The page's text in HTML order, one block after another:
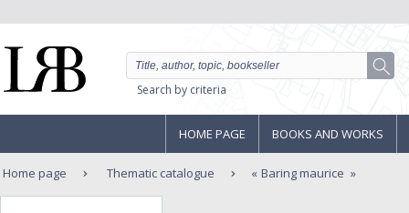
Search by criteria
HOME PAGE BOOKS AND WORKS
Home page Thematic catalogue Baring maurice